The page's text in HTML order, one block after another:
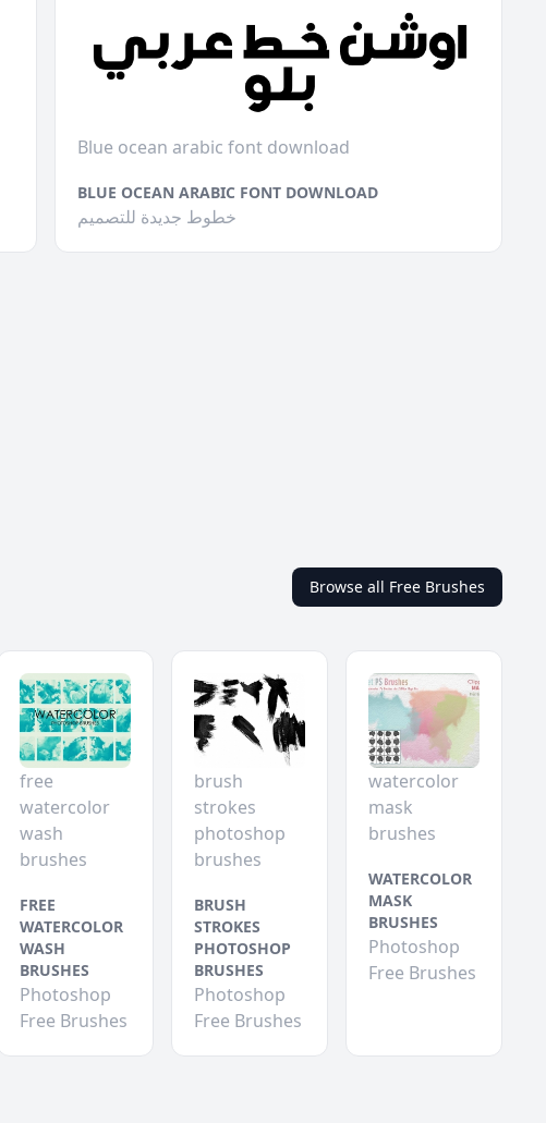
Blue ocean arabic font download
BLUE OCEAN ARABIC FONT DOWNLOAD
خطوط جديدة للتصميم
Browse all Free Brushes
free
watercolor
wash
brushes
FREE
WATERCOLOR
WASH
BRUSHES
Photoshop
Free Brushes
brush
strokes
photoshop
brushes
BRUSH
STROKES
PHOTOSHOP
BRUSHES
Photoshop
Free Brushes
watercolor
mask
brushes
WATERCOLOR
MASK
BRUSHES
Photoshop
Free Brushes